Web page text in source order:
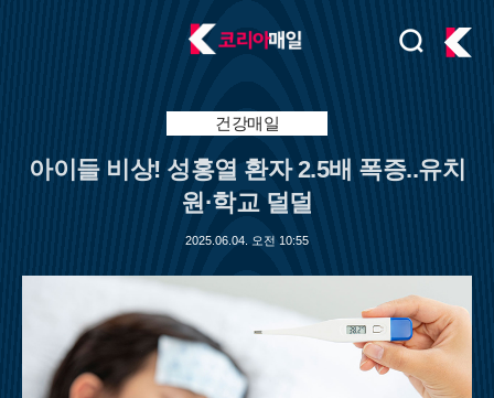
검
주
메
건강매일
아이들 비상! 성홍열 환자 2.5배 폭증..유치
원·학교 덜덜
2025.06.04. 오전 10:55